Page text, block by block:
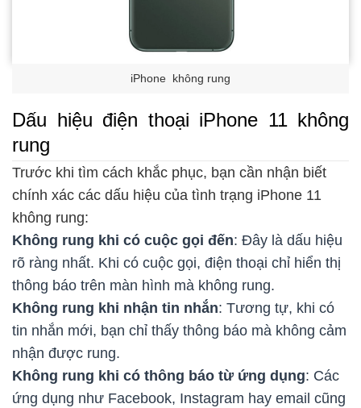
iPhone không rung
Dấu hiệu điện thoại iPhone 11 không
rung
Trước khi tìm cách khắc phục, bạn cần nhận biết
chính xác các dấu hiệu của tình trạng iPhone 11
không rung:
Không rung khi có cuộc gọi đến: Đây là dấu hiệu
rõ ràng nhất. Khi có cuộc gọi, điện thoại chỉ hiển thị
thông báo trên màn hình mà không rung.
Không rung khi nhận tin nhắn: Tương tự, khi có
tin nhắn mới, bạn chỉ thấy thông báo mà không cảm
nhận được rung.
Không rung khi có thông báo từ ứng dụng: Các
ứng dụng như Facebook, Instagram hay email cũng